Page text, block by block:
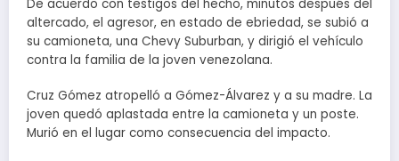
De acuerdo con testigos del hecho, minutos después del
altercado, el agresor, en estado de ebriedad, se subió a
su camioneta, una Chevy Suburban, y dirigió el vehículo
contra la familia de la joven venezolana.
Cruz Gómez atropelló a Gómez-Álvarez y a su madre. La
joven quedó aplastada entre la camioneta y un poste.
Murió en el lugar como consecuencia del impacto.